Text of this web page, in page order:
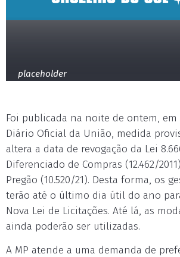
placeholder
Foi publicada na noite de ontem, em
Diário Oficial da União, medida
altera a data de revogação da Lei
Diferenciado de Compras (12.462/
Pregão (10.520/21). Desta forma, os
terão até o último dia útil do ano
Nova Lei de Licitações. Até lá, as
ainda poderão ser utilizadas.
A MP atende a uma demanda de